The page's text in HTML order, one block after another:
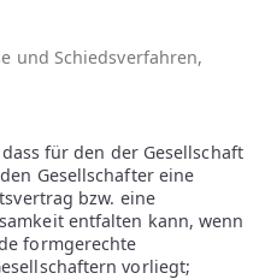
und Schiedsverfahren,
für den der Gesellschaft
Gesellschafter eine
bzw. eine
entfalten kann, wenn
formgerechte
vorliegt;